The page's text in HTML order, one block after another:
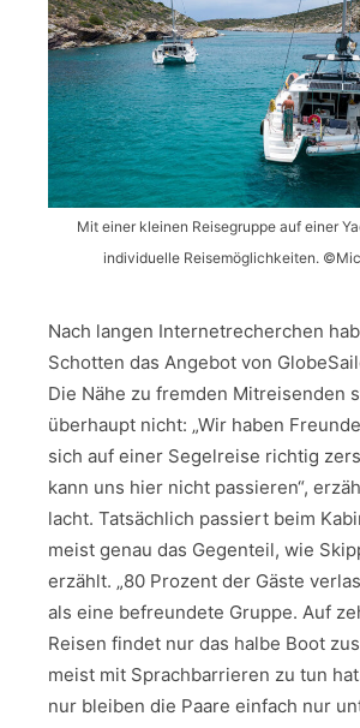
Mit einer kleinen Reisegruppe auf einer
individuelle Reisemöglichkeiten.
Nach langen Internetrecherchen
Schotten das Angebot von
Die Nähe zu fremden Mitreisenden
überhaupt nicht: „Wir haben
sich auf einer Segelreise richtig
kann uns hier nicht passieren“,
lacht. Tatsächlich passiert beim
meist genau das Gegenteil, wie
erzählt. „80 Prozent der Gäste
als eine befreundete Gruppe. Auf
Reisen findet nur das halbe Boot
meist mit Sprachbarrieren zu tun
nur bleiben die Paare einfach nur